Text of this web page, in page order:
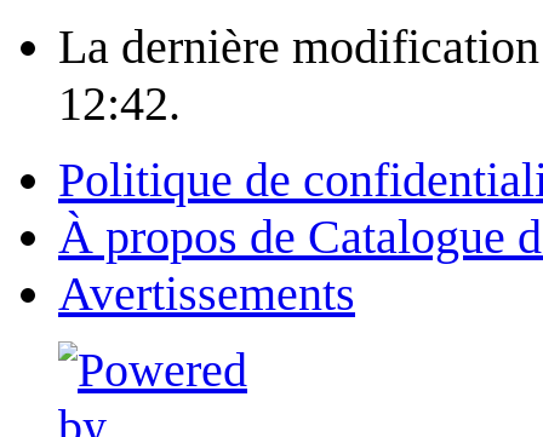
La dernière
12:42.
Politique de
À propos de Catalogue
Avertissements